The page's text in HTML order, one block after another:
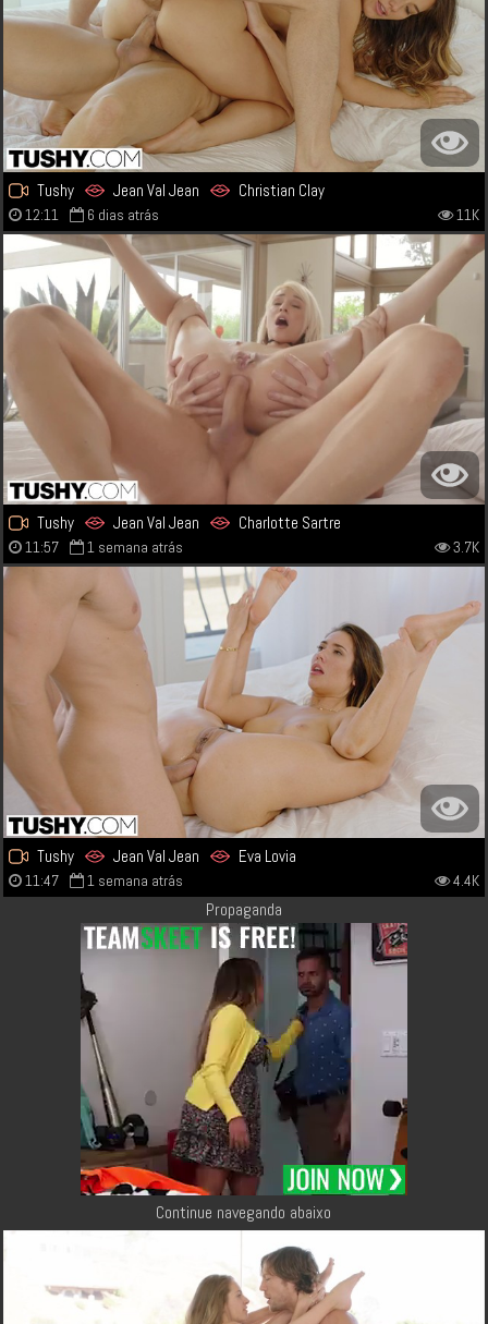
Tushy Jean Val Jean Christian Clay
12:11 6 dias atrás 11K
Tushy Jean Val Jean Charlotte Sartre
11:57 1 semana atrás 3.7K
Tushy Jean Val Jean Eva Lovia
11:47 1 semana atrás 4.4K
Propaganda
Continue navegando abaixo